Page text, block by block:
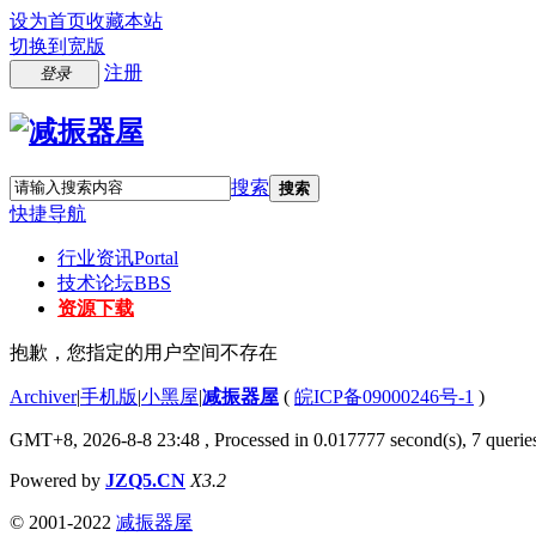
设为首页收藏本站
切换到宽版
登录 注册
搜索 搜索
快捷导航
行业资讯Portal
技术论坛BBS
资源下载
抱歉，您指定的用户空间不存在
Archiver|手机版|小黑屋|减振器屋 ( 皖ICP备09000246号-1 )
GMT+8, 2026-8-8 23:48 , Processed in 0.017777 second(s), 7
Powered by JZQ5.CN X3.2
© 2001-2022 减振器屋